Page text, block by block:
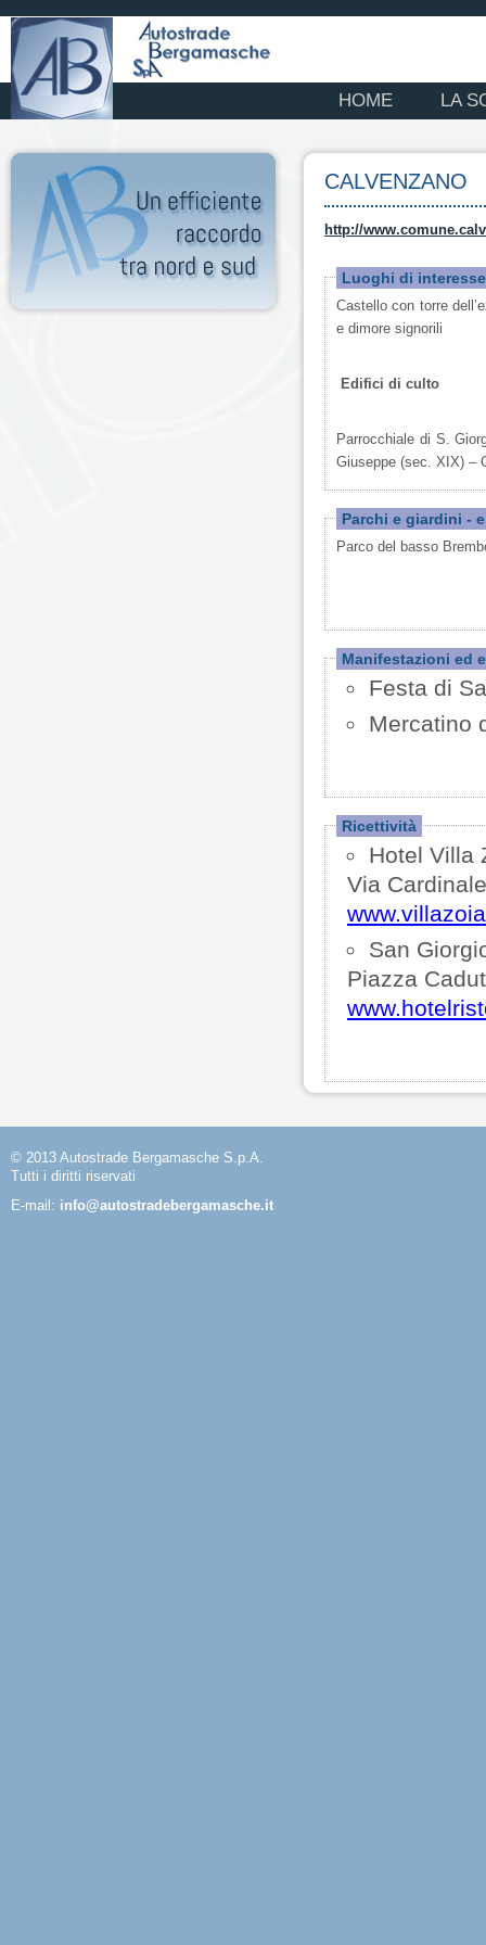
HOME LA
CALVENZANO
http://
Luoghi di interesse
Castello con torre
e dimore signorili
Edifici di culto
Parrocchiale di S.
Giuseppe (sec. XIX) –
Parchi e giardini -
Parco del basso
Manifestazioni ed
Festa di
Mercatino
Ricettività
Hotel Villa
Via
San
Piazza
© 2013 Autostrade Bergamasche S.p.A.
Tutti i diritti riservati
E-mail: info@autostradebergamasche.it